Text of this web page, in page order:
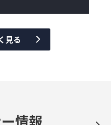
見る
情報